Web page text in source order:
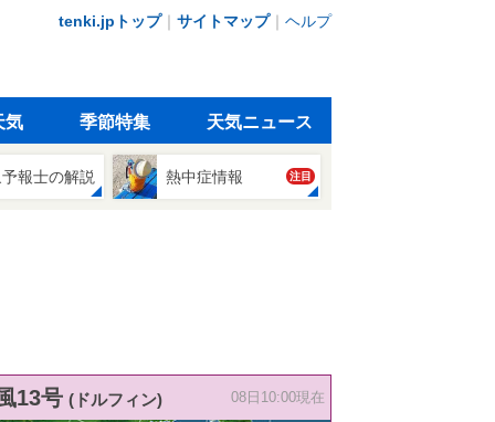
tenki.jpトップ｜ サイトマップ｜ ヘルプ
気 季節特集 天気ニュース
報士の解説 熱中症情報 注目
13号 (ドルフィン) 08日10:00現在